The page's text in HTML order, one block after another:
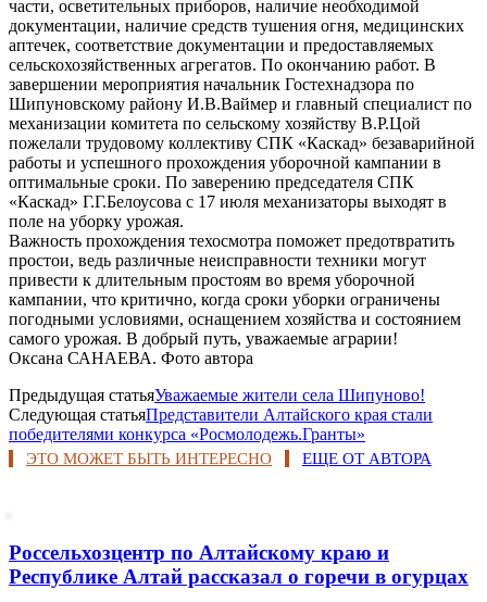
части, осветительных приборов, наличие необходимой
документации, наличие средств тушения огня, медицинских
аптечек, соответствие документации и предоставляемых
сельскохозяйственных агрегатов. По окончанию работ. В
завершении мероприятия начальник Гостехнадзора по
Шипуновскому району И.В.Ваймер и главный специалист по
механизации комитета по сельскому хозяйству В.Р.Цой
пожелали трудовому коллективу СПК «Каскад» безаварийной
работы и успешного прохождения уборочной кампании в
оптимальные сроки. По заверению председателя СПК
«Каскад» Г.Г.Белоусова с 17 июля механизаторы выходят в
поле на уборку урожая.
Важность прохождения техосмотра поможет предотвратить
простои, ведь различные неисправности техники могут
привести к длительным простоям во время уборочной
кампании, что критично, когда сроки уборки ограничены
погодными условиями, оснащением хозяйства и состоянием
самого урожая. В добрый путь, уважаемые аграрии!
Оксана САНАЕВА. Фото автора
Предыдущая статьяУважаемые жители села Шипуново!
Следующая статьяПредставители Алтайского края стали
победителями конкурса «Росмолодежь.Гранты»
ЭТО МОЖЕТ БЫТЬ ИНТЕРЕСНО ЕЩЕ ОТ АВТОРА
Россельхозцентр по Алтайскому краю и
Республике Алтай рассказал о горечи в огурцах